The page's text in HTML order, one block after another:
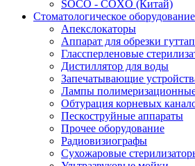
SOCO - COXO (Китай)
Стоматологическое оборудование
Апекслокаторы
Аппарат для обрезки
Глассперленовые
Дистиллятор для воды
Запечатывающие
Лампы
Обтурация корневых
Пескоструйные аппараты
Прочее оборудование
Радиовизиографы
Сухожаровые